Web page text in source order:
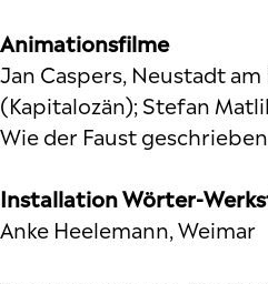
Animationsfilme
Jan Caspers, Neustadt
(Kapitalozän); Stefan
Wie der Faust
Installation Wörter-
Anke Heelemann, Weimar